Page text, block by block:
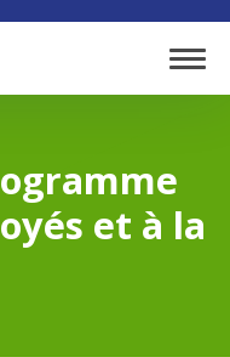
et à la